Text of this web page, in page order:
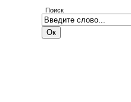
Поиск